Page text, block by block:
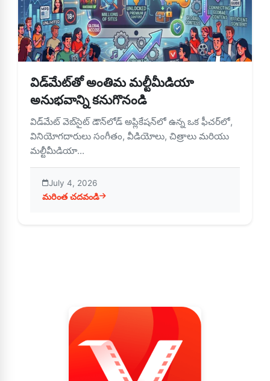
విడ్‌మేట్‌తో అంతిమ మల్టీమీడియా
అనుభవాన్ని కనుగొనండి
విడ్‌మేట్ వెబ్‌సైట్ డౌన్‌లోడ్ అప్లికేషన్‌లో ఉన్న ఒక ఫీచర్‌లో,
వినియోగదారులు సంగీతం, వీడియోలు, చిత్రాలు మరియు
మల్టీమీడియా...
July 4, 2026
మరింత చదవండి
about విడ్‌మేట్‌తో అంతిమ మల్టీమీడియా అనుభవాన్ని కనుగొనండి